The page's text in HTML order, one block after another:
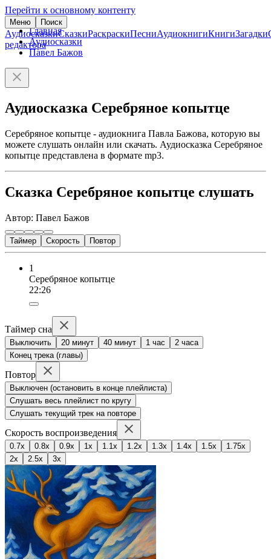
Перейти к основному контенту
Меню Поиск
АудиосказкиСказкиРаскраскиПесниАудиокнигиКнигиЗагадки
редактора
Главная
Аудиосказки
Павел Бажов
Аудиосказка Серебряное копытце
Серебряное копытце - аудиокнига Павла Бажова, которую вы
можете слушать онлайн или скачать. Аудиосказка Серебряное
копытце представлена в формате mp3.
Сказка Серебряное копытце слушать
Автор: Павел Бажов
Таймер Скорость Повтор
1
Серебряное копытце
22:26
Таймер сна
Выключить 20 минут 40 минут 1 час
2 часа
Конец трека (главы)
Повтор
Выключен (остановить в конце плейлиста)
Слушать весь плейлист по кругу
Слушать текущий трек на повторе
Скорость воспроизведения
0.7x 0.8x 0.9x 1x 1.1x 1.2x 1.3x 1.4x 1.5x
1.75x
2x
2.5x 3x